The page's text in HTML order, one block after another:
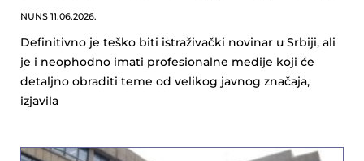
NUNS 11.06.2026.
Definitivno je teško biti istraživački novinar u Srbiji, ali
je i neophodno imati profesionalne medije koji će
detaljno obraditi teme od velikog javnog značaja,
izjavila